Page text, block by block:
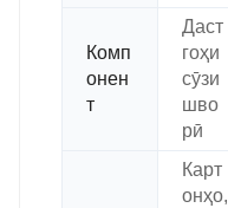
Комп
онен
т
Даст
гоҳи
сӯзи
шво
рӣ
Карт
онҳо,